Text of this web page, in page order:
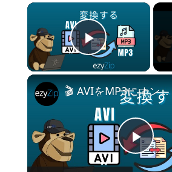
×
Play Video
Play
🎬 AVIをMP3にオンラインで無料変換する方法 | ソフトウェアのインストール不要